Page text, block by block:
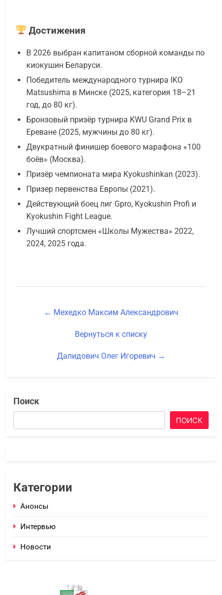
Достижения
В 2026 выбран капитаном сборной команды по
киокушин Беларуси.
Победитель международного турнира IKO
Matsushima в Минске (2025, категория 18–21
год, до 80 кг).
Бронзовый призёр турнира KWU Grand Prix в
Ереване (2025, мужчины до 80 кг).
Двукратный финишер боевого марафона «100
боёв» (Москва).
Призёр чемпионата мира Kyokushinkan (2023).
Призер первенства Европы (2021).
Действующий боец лиг Gpro, Kyokushin Profi и
Kyokushin Fight League.
Лучший спортсмен «Школы Мужества» 2022,
2024, 2025 года.
← Мехедко Максим Александрович
Вернуться к списку
Далидович Олег Игоревич →
Поиск
ПОИСК
Категории
Анонсы
Интервью
Новости